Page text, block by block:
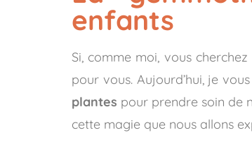
enfants
Si, comme moi, vous
pour vous. Aujourd’hui, je
plantes pour prendre soin de
cette magie que nous allons